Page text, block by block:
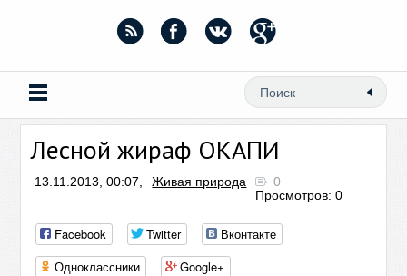
Лесной жираф ОКАПИ
13.11.2013, 00:07, Живая природа
0
Просмотров: 0
Facebook Twitter
Вконтакте
Одноклассники
Google+